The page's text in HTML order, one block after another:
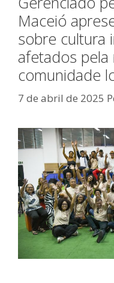
Maceió
sobre cultura
afetados pela
comunidade
7 de abril de 2025